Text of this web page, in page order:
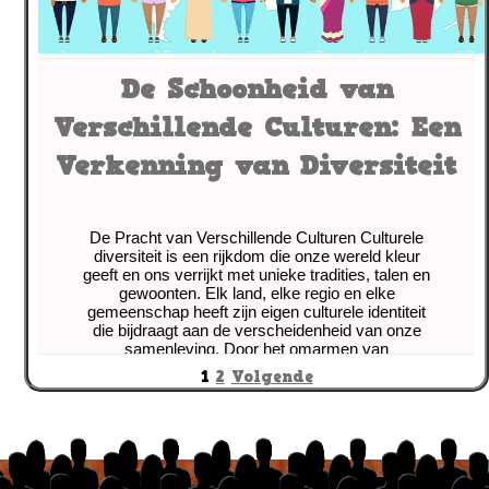
De Schoonheid van
Verschillende Culturen: Een
Verkenning van Diversiteit
De Pracht van Verschillende Culturen Culturele
diversiteit is een rijkdom die onze wereld kleur
geeft en ons verrijkt met unieke tradities, talen en
gewoonten. Elk land, elke regio en elke
gemeenschap heeft zijn eigen culturele identiteit
die bijdraagt aan de verscheidenheid van onze
samenleving. Door het omarmen van
verschillende culturen kunnen we onze horizon
verbreden[more…]
Tagged with: begrip bijzonder ,bruggen slaan,
culturele
1 2 Volgende